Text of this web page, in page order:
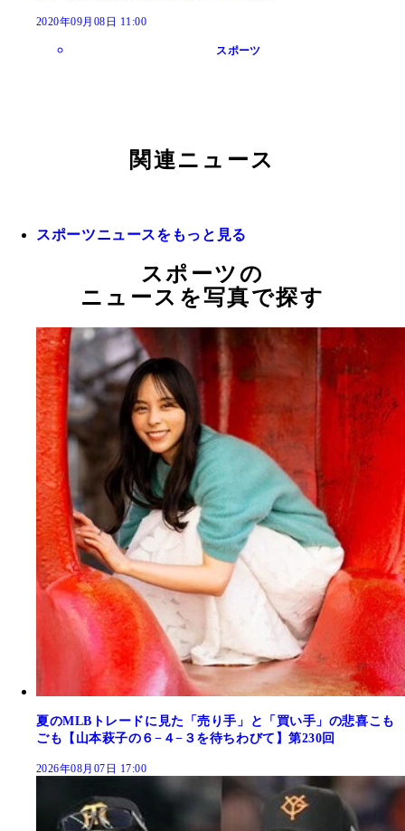
2020年09月08日 11:00
スポーツ
関連ニュース
スポーツニュースをもっと見る
スポーツの
ニュースを写真で探す
夏のMLBトレードに見た「売り手」と「買い手」の悲喜こも
ごも【山本萩子の６−４−３を待ちわびて】第230回
2026年08月07日 17:00